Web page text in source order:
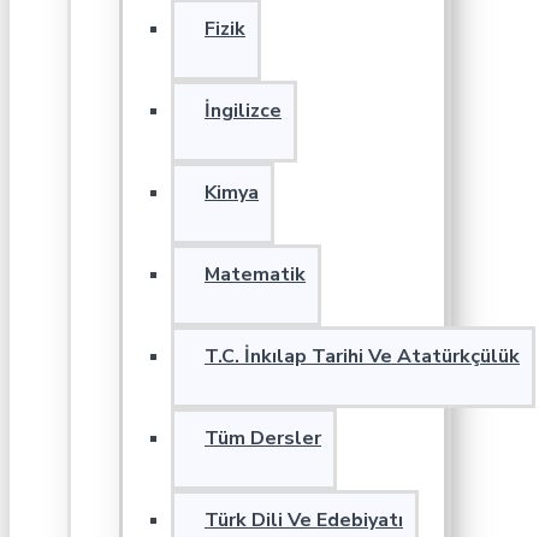
Fizik
İngilizce
Kimya
Matematik
T.C. İnkılap Tarihi Ve Atatürkçülük
Tüm Dersler
Türk Dili Ve Edebiyatı